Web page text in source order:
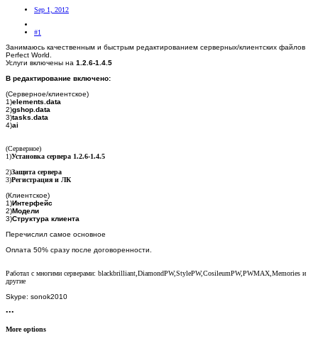
Sep 1, 2012
#1
Занимаюсь качественным и быстрым редактированием серверных/клиентских файлов
Perfect World.
Услуги включены на 1.2.6-1.4.5
В редактирование включено:
(Серверное/клиентское)
1)elements.data
2)gshop.data
3)tasks.data
4)ai
(Серверное)
1)Установка сервера 1.2.6-1.4.5
2)Защита сервера
3)Регистрация и ЛК
(Клиентское)
1)Интерфейс
2)Модели
3)Структура клиента
Перечислил самое основное
Оплата 50% сразу после договоренности.
Работал с многими серверами: blackbrilliant,DiamondPW,StylePW,CosileumPW,PWMAX,Memories и
другие
Skype: sonok2010
•••
More options